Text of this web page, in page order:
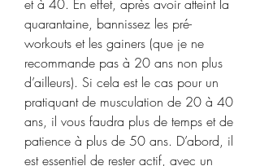
et à 40. En effet, après avoir atteint la
quarantaine, bannissez les pré-
workouts et les gainers (que je ne
recommande pas à 20 ans non plus
d’ailleurs). Si cela est le cas pour un
pratiquant de musculation de 20 à 40
ans, il vous faudra plus de temps et de
patience à plus de 50 ans. D’abord, il
est essentiel de rester actif, avec un